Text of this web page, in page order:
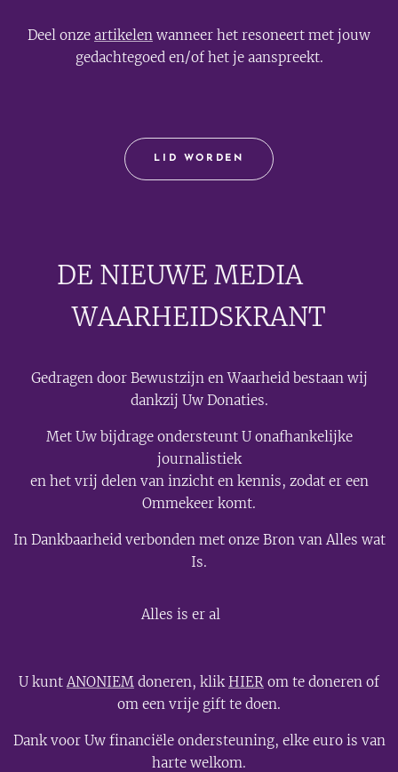
Deel onze artikelen wanneer het resoneert met jouw
gedachtegoed en/of het je aanspreekt.
LID WORDEN
DE NIEUWE MEDIA🟣
WAARHEIDSKRANT
Gedragen door Bewustzijn en Waarheid bestaan wij
dankzij Uw Donaties.
Met Uw bijdrage ondersteunt U onafhankelijke
journalistiek
en het vrij delen van inzicht en kennis, zodat er een
Ommekeer komt.
In Dankbaarheid verbonden met onze Bron van Alles wat
Is.
Alles is er al
U kuntANONIEM doneren, klikHIER om te doneren of
om een vrije gift te doen.
Dank voor Uw financiële ondersteuning, elke euro is van
harte welkom.